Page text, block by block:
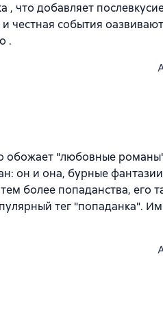
что добавляет
честная события
.
обожает "любовные
он и она, бурные
более попаданства, его
тег "попаданка".